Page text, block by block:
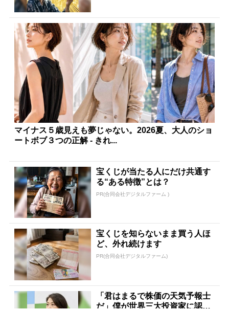
マイナス５歳見えも夢じゃない。2026夏、大人のショ
ートボブ３つの正解 - きれ...
宝くじが当たる人にだけ共通す
る“ある特徴”とは？
PR(合同会社デジタルファーム )
宝くじを知らないまま買う人ほ
ど、外れ続けます
PR(合同会社デジタルファーム)
「君はまるで株価の天気予報士
だ」僕が世界三大投資家に認め